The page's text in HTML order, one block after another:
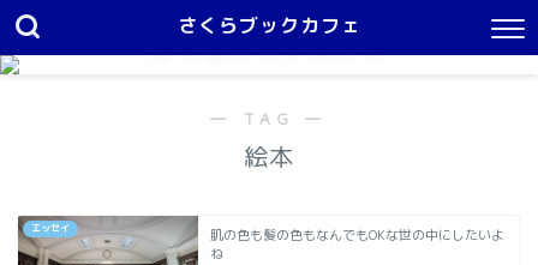
さくらブックカフェ
さくらブックカフェ
― TAG ―
絵本
エッセイ
肌の色も髪の色もなんでもOKな世の中にしたいよ
ね